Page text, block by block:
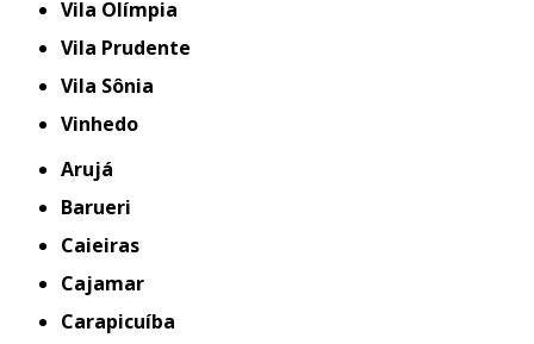
Vila Olímpia
Vila Prudente
Vila Sônia
Vinhedo
Arujá
Barueri
Caieiras
Cajamar
Carapicuíba